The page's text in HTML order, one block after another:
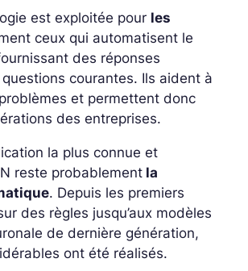
est exploitée pour les
ceux qui automatisent le
des réponses
courantes. Ils aident à
et permettent donc
des entreprises.
la plus connue et
reste probablement la
. Depuis les premiers
des règles jusqu’aux modèles
de dernière génération,
ont été réalisés.